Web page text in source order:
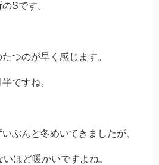
Sです。
つのが早く感じます。
ですね。
ぶんと冬めいてきましたが、
ほど暖かいですよね。